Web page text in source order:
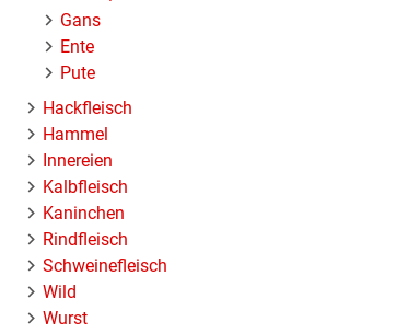
Gans
Ente
Pute
Hackfleisch
Hammel
Innereien
Kalbfleisch
Kaninchen
Rindfleisch
Schweinefleisch
Wild
Wurst